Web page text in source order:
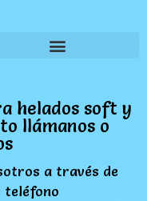
helados soft y
llámanos o
a través de
teléfono